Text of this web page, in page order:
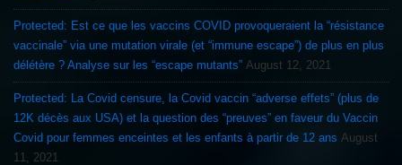
Protected: Est ce que les vaccins COVID provoqueraient la “résistance
vaccinale” via une mutation virale (et “immune escape”) de plus en plus
délétère ? Analyse sur les “escape mutants” August 12, 2021
Protected: La Covid censure, la Covid vaccin “adverse effets” (plus de
12K décès aux USA) et la question des “preuves” en faveur du Vaccin
Covid pour femmes enceintes et les enfants à partir de 12 ans August
11, 2021